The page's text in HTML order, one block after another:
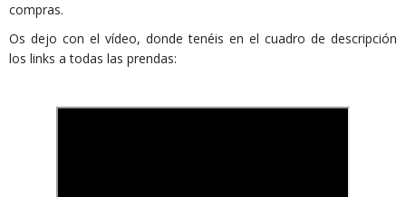
compras.
Os dejo con el vídeo, donde tenéis en el cuadro de descripción
los links a todas las prendas: